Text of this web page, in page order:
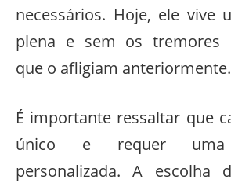
necessários. Hoje, ele vive
plena e sem os tremores
que o afligiam anteriormente.
É importante ressaltar que
único e requer uma
personalizada. A escolha